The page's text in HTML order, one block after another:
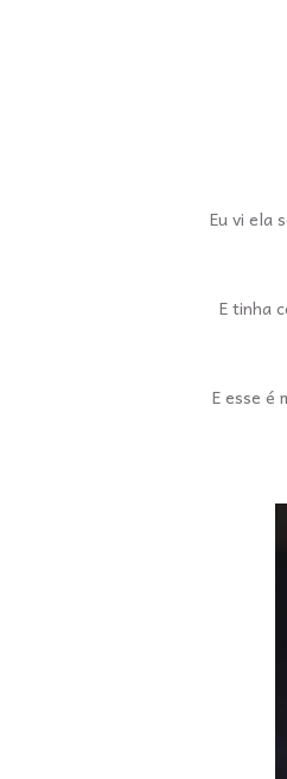
Eu vi ela
E tinha
E esse é